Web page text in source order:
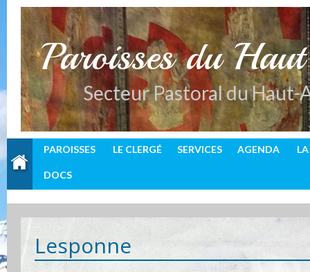
Paroisses du
Secteur Pastoral du Haut-
PAROISSES LE CLERGÉ SERVICES AGENDA
DOCS
Lesponne